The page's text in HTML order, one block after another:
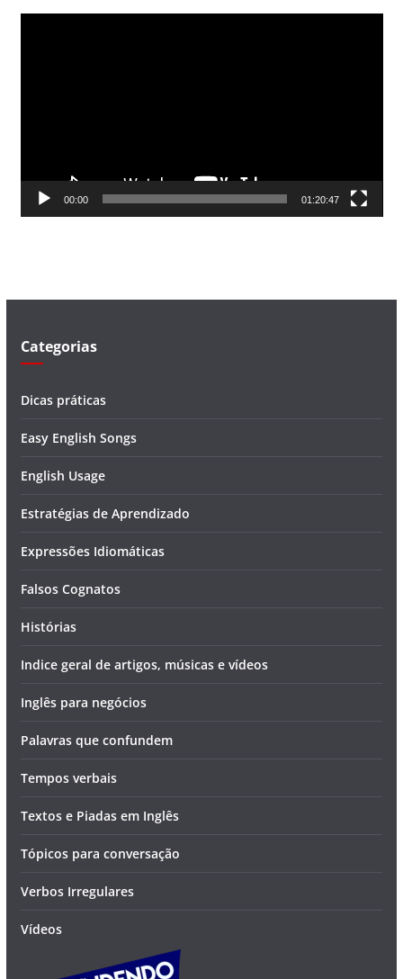
d
00:00 01:20:47
Categorias
Dicas práticas
Easy English Songs
English Usage
Estratégias de Aprendizado
Expressões Idiomáticas
Falsos Cognatos
Histórias
Indice geral de artigos, músicas e vídeos
Inglês para negócios
Palavras que confundem
Tempos verbais
Textos e Piadas em Inglês
Tópicos para conversação
Verbos Irregulares
Vídeos